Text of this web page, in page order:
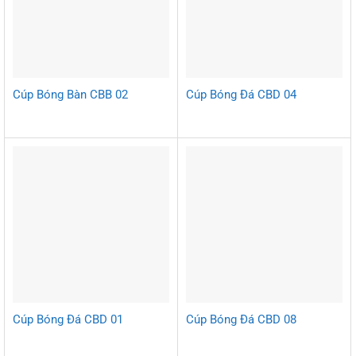
Cúp Bóng Bàn CBB 02 Cúp Bóng Đá CBD 04
Cúp Bóng Đá CBD 01 Cúp Bóng Đá CBD 08